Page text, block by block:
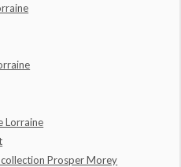
Lorraine
Prosper Morey